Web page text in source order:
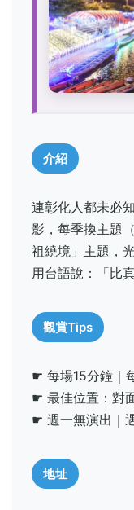
介紹
連彰化人都未必
影，每季換主題
祖繞境」主題，
用台語說：「比
觀賞Tips
☛ 每場15分鐘｜
☛ 最佳位置：對
☛ 週一無演出｜
地址